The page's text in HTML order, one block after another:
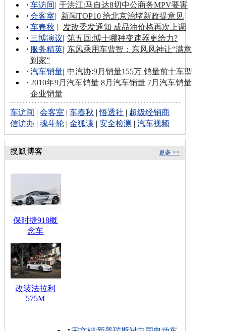
车访间| 于洪江:马自达8切中公商务MPV要害
会客室|
新闻TOP10 给北京治堵新政提意见
车春秋 |
发改委发通知 成品油价格再次上调
三博演议| 第五回:博士哪种变速器更给力?
服务精英| 东风乘用车曹智：东风风神让“满意
到家”
汽车销量| 中汽协:9月销量155万 销量前十车型
2010年9月汽车销量 8月汽车销量 7月汽车销量
企业销量
车访间 |会客室 |车春秋 |悟透社 | 超级经销商
信访办 |魂斗轮 |金狐谍 |安全检测 |汽车视频
更多 >>
保时捷918概
念车
改装法拉利
575M